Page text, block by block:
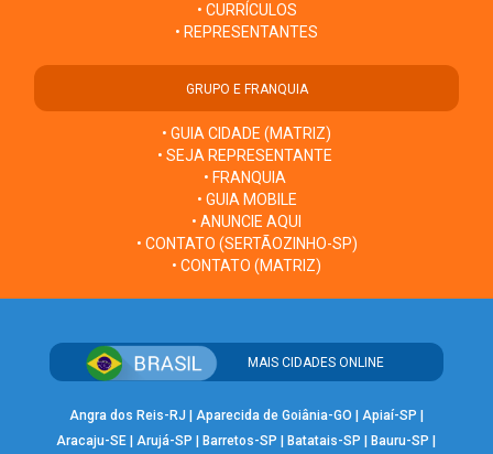
• CURRÍCULOS
• REPRESENTANTES
GRUPO E FRANQUIA
• GUIA CIDADE (MATRIZ)
• SEJA REPRESENTANTE
• FRANQUIA
• GUIA MOBILE
• ANUNCIE AQUI
• CONTATO (SERTÃOZINHO-SP)
• CONTATO (MATRIZ)
MAIS CIDADES ONLINE
Angra dos Reis-RJ Aparecida de Goiânia-GO Apiaí-SP
Aracaju-SE |Arujá-SP Barretos-SP Batatais-SP Bauru-SP